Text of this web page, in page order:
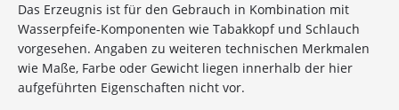
Das Erzeugnis ist für den Gebrauch in Kombination mit
Wasserpfeife-Komponenten wie Tabakkopf und Schlauch
vorgesehen. Angaben zu weiteren technischen Merkmalen
wie Maße, Farbe oder Gewicht liegen innerhalb der hier
aufgeführten Eigenschaften nicht vor.
Sichere dir jetzt 10% Rabatt* auf deine Bestellung
bei Wolke7ShishaShop.de!
Nutze unseren exklusiven Rabattcode und spare bei
deiner nächsten Bestellung in unserem Online-Shop.
Entdecke eine große Auswahl an hochwertigen